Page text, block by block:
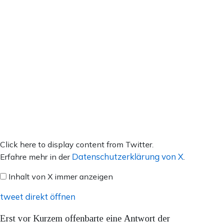
Inhalt
von
anzeigen
Click here to display content from Twitter.
Erfahre mehr in der Datenschutzerklärung von X.
Inhalt von X immer anzeigen
tweet direkt öffnen
Erst vor Kurzem offenbarte eine Antwort der